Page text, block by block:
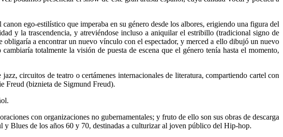
canon ego-estilístico que imperaba en su género desde los albores, erigiendo una figura del
y la trascendencia, y atreviéndose incluso a aniquilar el estribillo (tradicional signo de
a encontrar un nuevo vínculo con el espectador, y merced a ello dibujó un nuevo
totalmente la visión de puesta de escena que el género tenía hasta el momento,
circuitos de teatro o certámenes internacionales de literatura, compartiendo cartel con
Freud (biznieta de Sigmund Freud).
con organizaciones no gubernamentales; y fruto de ello son sus obras de descarga
y Blues de los años 60 y 70, destinadas a culturizar al joven público del Hip-hop.